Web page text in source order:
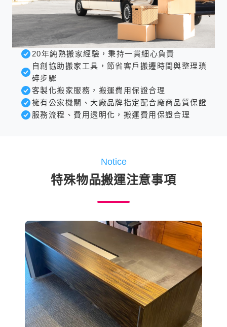
20年純熟搬家經驗，秉持一貫細心負責
自創協助搬家工具，節省客戶搬遷時間與整理瑣
碎步驟
客製化搬家服務，搬運費用保證合理
擁有公家機關、大廠品牌指定配合廠商品質保證
服務流程、費用透明化，搬運費用保證合理
Notice
特殊物品搬運注意事項